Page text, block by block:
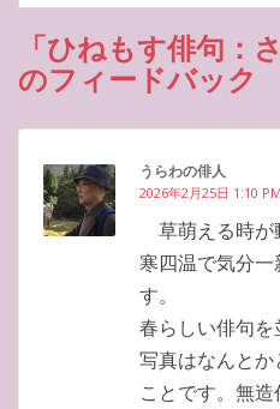
「ひねもす俳句：
のフィードバック
うらわの俳人
2026年2月25日 1:10 PM
草萌える時が
寒四温で気分
す。
春らしい俳句
写真はなんとか
ことです。無